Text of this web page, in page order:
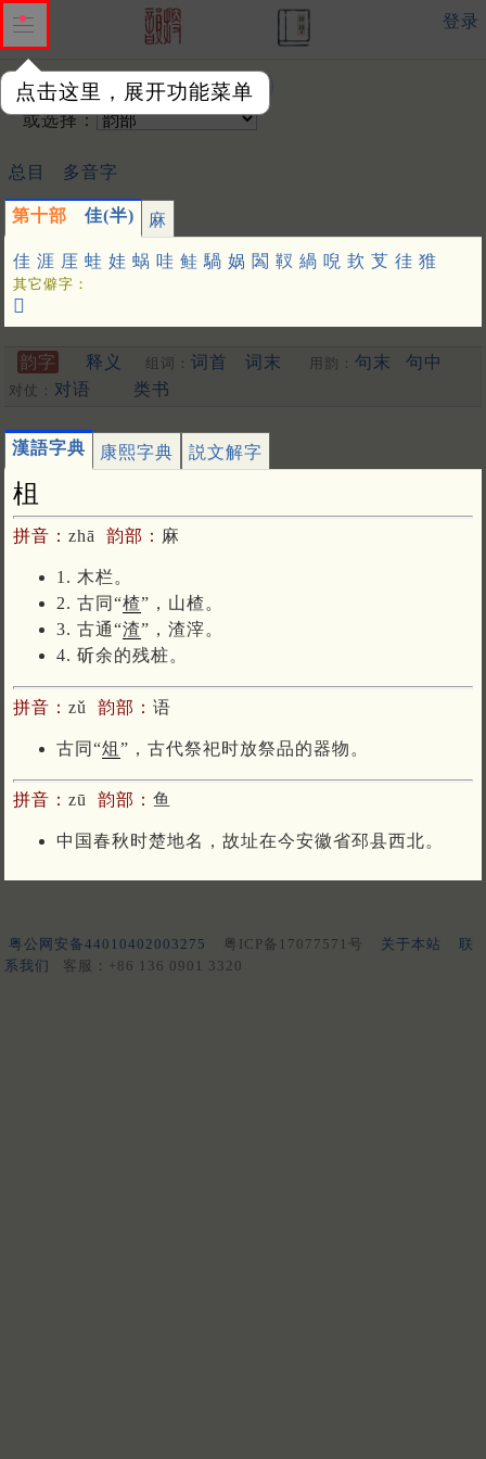
点击这里，展开功能菜单
登录
输入韵字：
或选择：
总目 多音字
第十部 佳(半) 麻
佳 涯 厓 蛙 娃 蜗 哇 鲑 騧 娲 䦱 靫 緺 唲 㰪 芆 徍 猚
其它僻字：
𦶎
韵字 释义 组词： 词首 词末 用韵： 句末 句中
对仗： 对语 类书
漢語字典 康熙字典 説文解字
柤
拼音： zhā 韵部： 麻
1. 木栏。
2. 古同“楂”，山楂。
3. 古通“渣”，渣滓。
4. 斫余的残桩。
拼音： zǔ 韵部： 语
古同“俎 ”，古代祭祀时放祭品的器物。
拼音： zū 韵部： 鱼
中国春秋时楚地名，故址在今安徽省邳县西北。
粤公网安备44010402003275 粤ICP备17077571号 关于本站
联
系我们
客服：+86 136 0901 3320